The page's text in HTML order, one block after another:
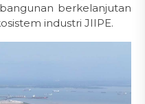
berkelanjutan
industri JIIPE.